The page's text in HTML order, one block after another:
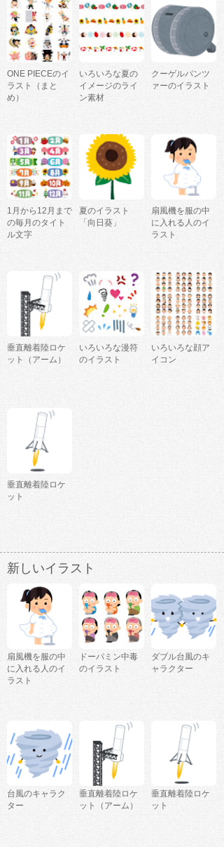
ONE PIECEのイ
ラスト（まと
め）
いろいろな夏の
イメージのライ
ン素材
クーゲルパンツ
ァーのイラスト
1月から12月まで
の毎月のタイト
ル文字
夏のイラスト
「向日葵」
扇風機を服の中
に入れる人のイ
ラスト
垂直離着陸ロケ
ット（アーム）
いろいろな漫符
のイラスト
いろいろな顔ア
イコン
垂直離着陸ロケ
ット
新しいイラスト
扇風機を服の中
に入れる人のイ
ラスト
ドーパミン中毒
のイラスト
ダブル台風のキ
ャラクター
台風のキャラク
ター
垂直離着陸ロケ
ット（アーム）
垂直離着陸ロケ
ット